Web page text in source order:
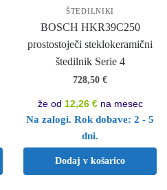
ŠTEDILNIKI
BOSCH HKR39C250
prostostoječi steklokeramični
štedilnik Serie 4
728,50 €
že od 12,26 €na mesec
Na zalogi. Rok dobave: 2 - 5
dni.
Dodaj v košarico